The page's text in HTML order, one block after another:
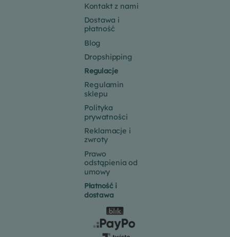
Kontakt z nami
Dostawa i
płatność
Blog
Dropshipping
Regulacje
Regulamin
sklepu
Polityka
prywatności
Reklamacje i
zwroty
Prawo
odstąpienia od
umowy
Płatność i
dostawa